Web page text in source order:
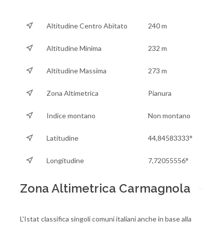
Altitudine Centro Abitato 240 m
Altitudine Minima 232 m
Altitudine Massima 273 m
Zona Altimetrica Pianura
Indice montano Non montano
Latitudine 44,84583333°
Longitudine 7,72055556°
Zona Altimetrica Carmagnola
L'Istat classifica singoli comuni italiani anche in base alla